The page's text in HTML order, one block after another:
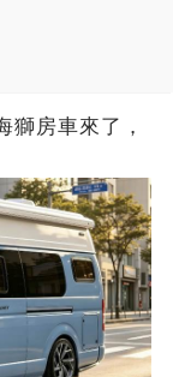
獅房車來了，